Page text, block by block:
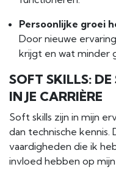
Persoonlijke groei
Door nieuwe
krijgt en wat minder
SOFT SKILLS:
IN JE CARRIÈRE
Soft skills zijn in mijn
dan technische kennis.
vaardigheden die ik
invloed hebben op